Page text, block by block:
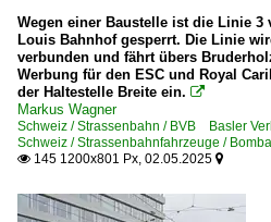
Wegen einer Baustelle ist die Linie 3
Louis Bahnhof gesperrt. Die Linie
verbunden und fährt übers
Werbung für den ESC und Royal
der Haltestelle Breite ein. 
Markus Wagner
Schweiz / Strassenbahn / BVB Basler
Schweiz / Strassenbahnfahrzeuge /
 145 1200x801 Px, 02.05.2025 